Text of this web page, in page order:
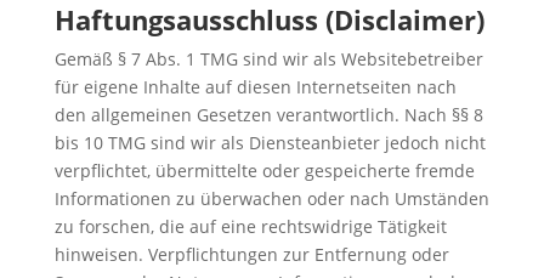
Haftungsausschluss (Disclaimer)
Gemäß § 7 Abs. 1 TMG sind wir als Websitebetreiber
für eigene Inhalte auf diesen Internetseiten nach
den allgemeinen Gesetzen verantwortlich. Nach §§ 8
bis 10 TMG sind wir als Diensteanbieter jedoch nicht
verpflichtet, übermittelte oder gespeicherte fremde
Informationen zu überwachen oder nach Umständen
zu forschen, die auf eine rechtswidrige Tätigkeit
hinweisen. Verpflichtungen zur Entfernung oder